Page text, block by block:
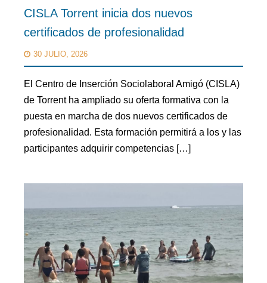
CISLA Torrent inicia dos nuevos
certificados de profesionalidad
30 JULIO, 2026
El Centro de Inserción Sociolaboral Amigó (CISLA)
de Torrent ha ampliado su oferta formativa con la
puesta en marcha de dos nuevos certificados de
profesionalidad. Esta formación permitirá a los y las
participantes adquirir competencias […]